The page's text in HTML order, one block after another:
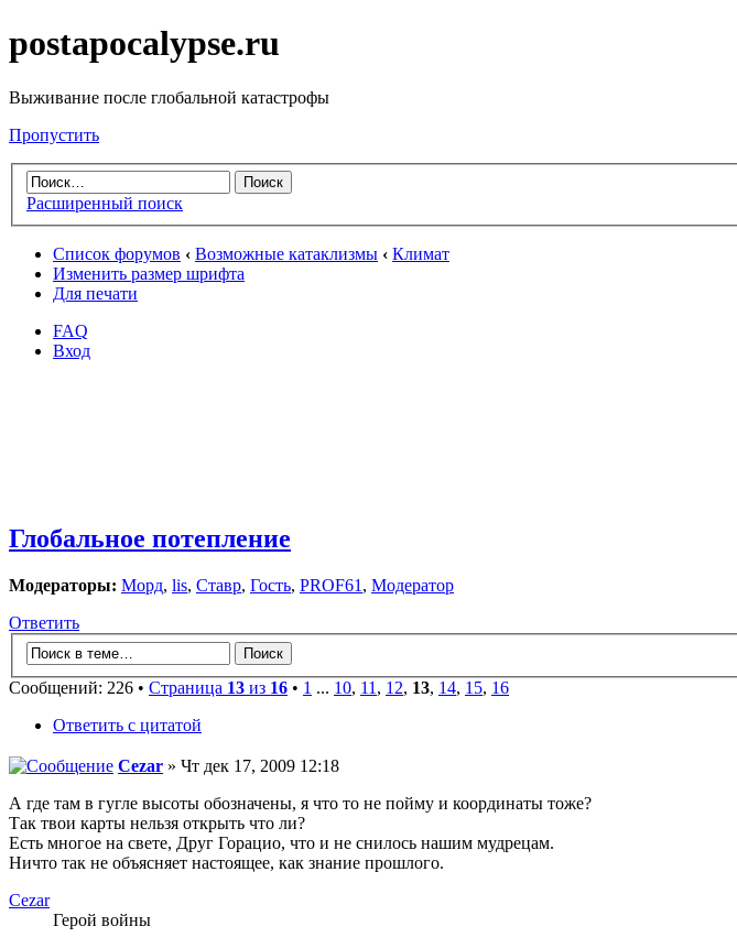
postapocalypse.ru
Выживание после глобальной катастрофы
Пропустить
Расширенный поиск
Список форумов ‹ Возможные катаклизмы ‹ Климат
Изменить размер шрифта
Для печати
FAQ
Вход
Глобальное потепление
Модераторы: Морд, lis, Ставр, Гость, PROF61 , Модератор
Ответить
Сообщений: 226 • Страница 13 из 16 • 1 ... 10, 11 , 12, 13, 14, 15, 16
Ответить с цитатой
Cezar » Чт дек 17, 2009 12:18
А где там в гугле высоты обозначены, я что то не пойму и координаты тоже?
Так твои карты нельзя открыть что ли?
Есть многое на свете, Друг Горацио, что и не снилось нашим мудрецам.
Ничто так не объясняет настоящее, как знание прошлого.
Cezar
Герой войны